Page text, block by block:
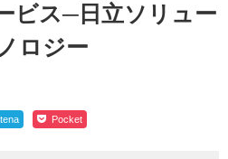
ビス─日立ソリュー
ロジー
Pocket